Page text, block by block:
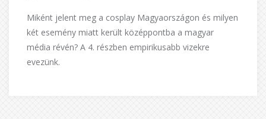
Miként jelent meg a cosplay Magyaországon és milyen
két esemény miatt került középpontba a magyar
média révén? A 4. részben empirikusabb vizekre
evezünk.